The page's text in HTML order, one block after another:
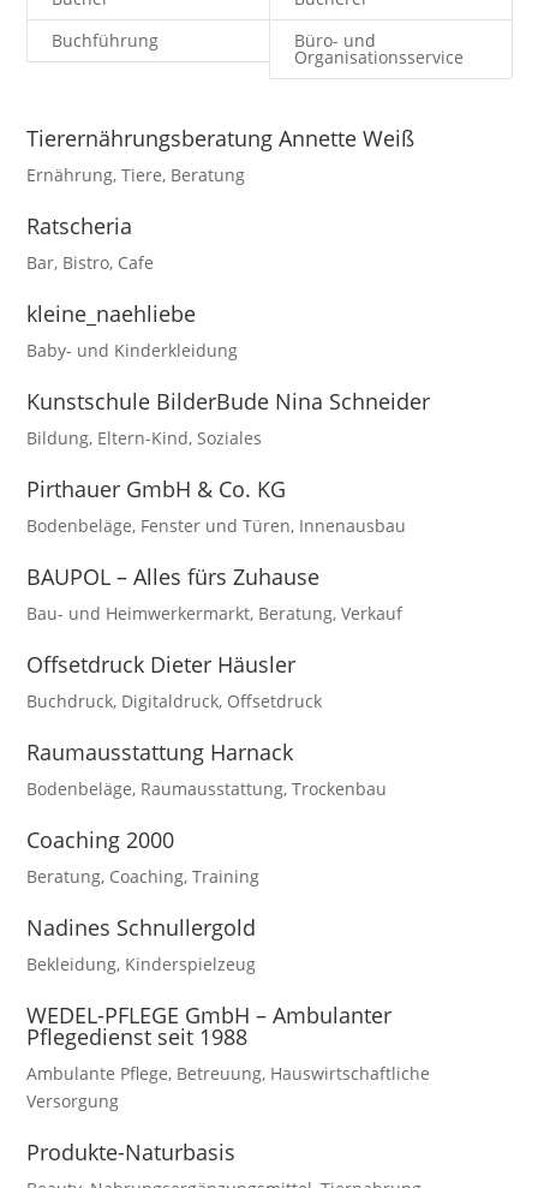
Buchführung
Büro- und
Organisationsservice
Tierernährungsberatung Annette Weiß
Ernährung,Tiere, Beratung
Ratscheria
Bar, Bistro, Cafe
kleine_naehliebe
Baby- und Kinderkleidung
Kunstschule BilderBude Nina Schneider
Bildung, Eltern-Kind,Soziales
Pirthauer GmbH & Co. KG
Bodenbeläge, Fenster und Türen, Innenausbau
BAUPOL – Alles fürs Zuhause
Bau- und Heimwerkermarkt, Beratung,Verkauf
Offsetdruck Dieter Häusler
Buchdruck, Digitaldruck, Offsetdruck
Raumausstattung Harnack
Bodenbeläge, Raumausstattung,Trockenbau
Coaching 2000
Beratung, Coaching,Training
Nadines Schnullergold
Bekleidung, Kinderspielzeug
WEDEL-PFLEGE GmbH – Ambulanter
Pflegedienst seit 1988
Ambulante Pflege, Betreuung, Hauswirtschaftliche
Versorgung
Produkte-Naturbasis